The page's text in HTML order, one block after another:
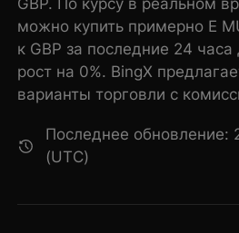
GBP. По курсу в реальном
можно купить примерно E
к GBP за последние 24
рост на 0%. BingX
варианты торговли с
Последнее обновление:
(UTC)